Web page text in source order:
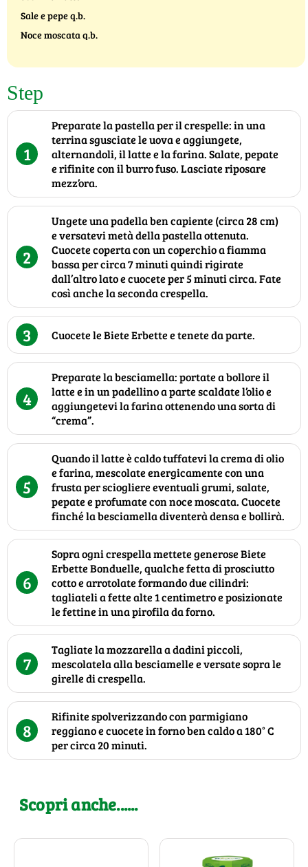
Sale e pepe q.b.
Noce moscata q.b.
Step
1
Preparate la pastella per il crespelle: in una
terrina sgusciate le uova e aggiungete,
alternandoli, il latte e la farina. Salate, pepate
e rifinite con il burro fuso. Lasciate riposare
mezz’ora.
2
Ungete una padella ben capiente (circa 28 cm)
e versatevi metà della pastella ottenuta.
Cuocete coperta con un coperchio a fiamma
bassa per circa 7 minuti quindi rigirate
dall’altro lato e cuocete per 5 minuti circa. Fate
così anche la seconda crespella.
3 Cuocete le Biete Erbette e tenete da parte.
4
Preparate la besciamella: portate a bollore il
latte e in un padellino a parte scaldate l’olio e
aggiungetevi la farina ottenendo una sorta di
“crema”.
5
Quando il latte è caldo tuffatevi la crema di olio
e farina, mescolate energicamente con una
frusta per sciogliere eventuali grumi, salate,
pepate e profumate con noce moscata. Cuocete
finché la besciamella diventerà densa e bollirà.
6
Sopra ogni crespella mettete generose Biete
Erbette Bonduelle, qualche fetta di prosciutto
cotto e arrotolate formando due cilindri:
tagliateli a fette alte 1 centimetro e posizionate
le fettine in una pirofila da forno.
7
Tagliate la mozzarella a dadini piccoli,
mescolatela alla besciamelle e versate sopra le
girelle di crespella.
8
Rifinite spolverizzando con parmigiano
reggiano e cuocete in forno ben caldo a 180° C
per circa 20 minuti.
Scopri anche......